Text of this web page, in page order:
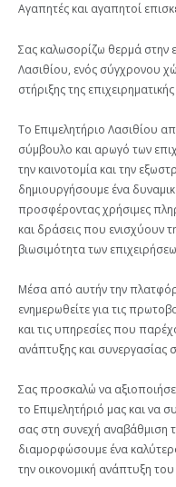
Αγαπητές και αγαπητοί
Σας καλωσορίζω θερμά στην
Λασιθίου, ενός σύγχρονου
στήριξης της
Το Επιμελητήριο Λασιθίου
σύμβουλο και αρωγό των
την καινοτομία και την
δημιουργήσουμε ένα
προσφέροντας χρήσιμες
και δράσεις που ενισχύουν
βιωσιμότητα των
Μέσα από αυτήν την
ενημερωθείτε για τις
και τις υπηρεσίες που
ανάπτυξης και συνεργασίας
Σας προσκαλώ να
το Επιμελητήριό μας και να
σας στη συνεχή αναβάθμιση
διαμορφώσουμε ένα
την οικονομική ανάπτυξη